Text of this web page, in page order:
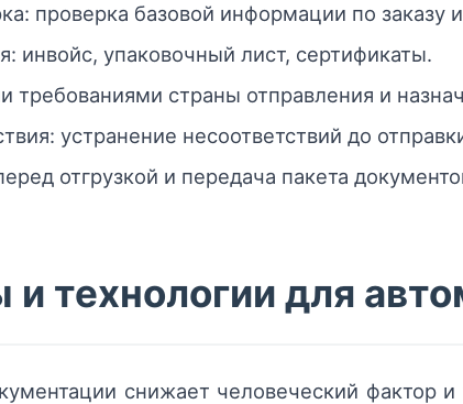
проверка базовой информации по заказу
инвойс, упаковочный лист, сертификаты.
страны отправления и
устранение несоответствий до
отгрузкой и передача пакета
технологии для
снижает человеческий фактор